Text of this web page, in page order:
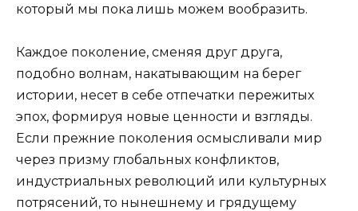
который мы пока лишь можем вообразить.
Каждое поколение, сменяя друг друга,
подобно волнам, накатывающим на берег
истории, несет в себе отпечатки пережитых
эпох, формируя новые ценности и взгляды.
Если прежние поколения осмысливали мир
через призму глобальных конфликтов,
индустриальных революций или культурных
потрясений, то нынешнему и грядущему